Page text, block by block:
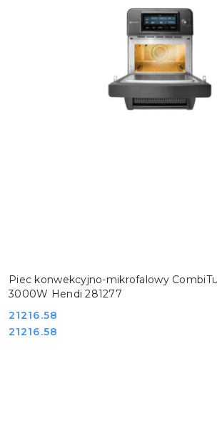
Piec konwekcyjno-mikrofalowy
3000W Hendi 281277
Cena:
21216.58
Cena:
21216.58